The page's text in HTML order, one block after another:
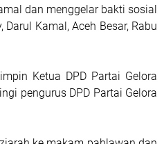
dan menggelar bakti sosial
Kamal, Aceh Besar, Rabu
Ketua DPD Partai Gelora
pengurus DPD Partai Gelora